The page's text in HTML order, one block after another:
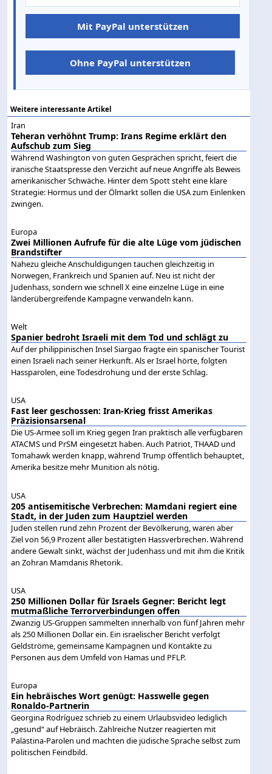
Mit PayPal unterstützen
Ohne PayPal unterstützen
Weitere interessante Artikel
Iran
Teheran verhöhnt Trump: Irans Regime erklärt den
Aufschub zum Sieg
Während Washington von guten Gesprächen spricht, feiert die
iranische Staatspresse den Verzicht auf neue Angriffe als Beweis
amerikanischer Schwäche. Hinter dem Spott steht eine klare
Strategie: Hormus und der Ölmarkt sollen die USA zum Einlenken
zwingen.
Europa
Zwei Millionen Aufrufe für die alte Lüge vom jüdischen
Brandstifter
Nahezu gleiche Anschuldigungen tauchen gleichzeitig in
Norwegen, Frankreich und Spanien auf. Neu ist nicht der
Judenhass, sondern wie schnell X eine einzelne Lüge in eine
länderübergreifende Kampagne verwandeln kann.
Welt
Spanier bedroht Israeli mit dem Tod und schlägt zu
Auf der philippinischen Insel Siargao fragte ein spanischer Tourist
einen Israeli nach seiner Herkunft. Als er Israel hörte, folgten
Hassparolen, eine Todesdrohung und der erste Schlag.
USA
Fast leer geschossen: Iran-Krieg frisst Amerikas
Präzisionsarsenal
Die US-Armee soll im Krieg gegen Iran praktisch alle verfügbaren
ATACMS und PrSM eingesetzt haben. Auch Patriot, THAAD und
Tomahawk werden knapp, während Trump öffentlich behauptet,
Amerika besitze mehr Munition als nötig.
USA
205 antisemitische Verbrechen: Mamdani regiert eine
Stadt, in der Juden zum Hauptziel werden
Juden stellen rund zehn Prozent der Bevölkerung, waren aber
Ziel von 56,9 Prozent aller bestätigten Hassverbrechen. Während
andere Gewalt sinkt, wächst der Judenhass und mit ihm die Kritik
an Zohran Mamdanis Rhetorik.
USA
250 Millionen Dollar für Israels Gegner: Bericht legt
mutmaßliche Terrorverbindungen offen
Zwanzig US-Gruppen sammelten innerhalb von fünf Jahren mehr
als 250 Millionen Dollar ein. Ein israelischer Bericht verfolgt
Geldströme, gemeinsame Kampagnen und Kontakte zu
Personen aus dem Umfeld von Hamas und PFLP.
Europa
Ein hebräisches Wort genügt: Hasswelle gegen
Ronaldo-Partnerin
Georgina Rodríguez schrieb zu einem Urlaubsvideo lediglich
„gesund“ auf Hebräisch. Zahlreiche Nutzer reagierten mit
Palästina-Parolen und machten die jüdische Sprache selbst zum
politischen Feindbild.